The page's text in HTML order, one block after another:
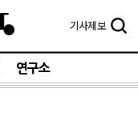
기사제보
연구소